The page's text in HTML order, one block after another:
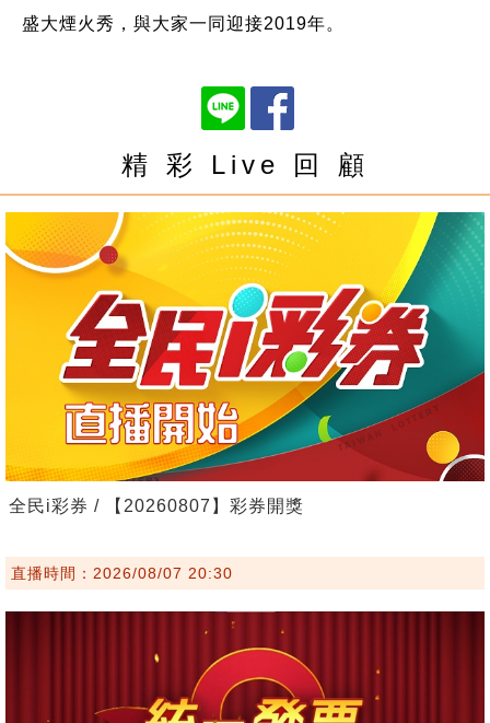
盛大煙火秀，與大家一同迎接2019年。
精 彩 Live 回 顧
全民i彩券 / 【20260807】彩券開獎
直播時間：2026/08/07 20:30